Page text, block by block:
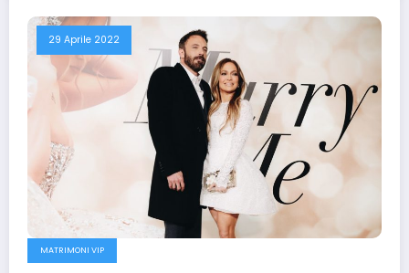
29 Aprile 2022
MATRIMONI VIP